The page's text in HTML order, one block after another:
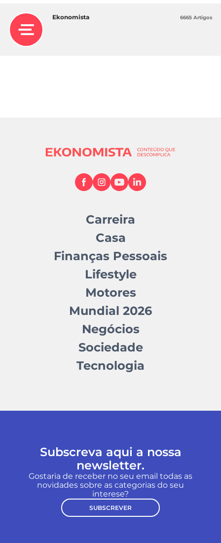
Ekonomista 6665 Artigos
Carreira
Casa
Finanças Pessoais
Lifestyle
Motores
Mundial 2026
Negócios
Sociedade
Tecnologia
Subscreva aqui a nossa
newsletter.
Gostaria de receber no seu email todas as
novidades sobre as categorias do seu
interese?
SUBSCREVER